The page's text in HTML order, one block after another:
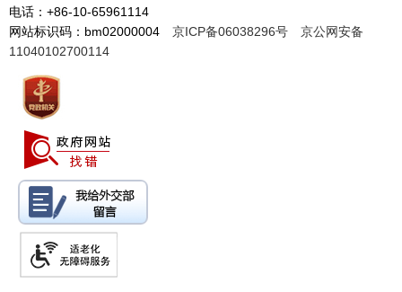
电话：+86-10-65961114
网站标识码：bm02000004 京ICP备06038296号
京公网安备
11040102700114